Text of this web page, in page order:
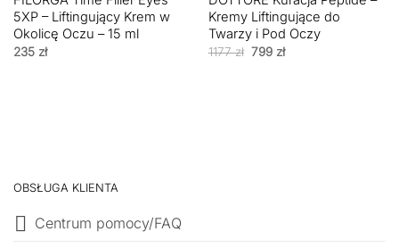
5XP – Liftingujący Krem w
Okolicę Oczu – 15 ml
235 zł
Kremy Liftingujące do
Twarzy i Pod Oczy
1177zł Pierwotna
799 złAktualna
OBSŁUGA KLIENTA
Centrum pomocy/FAQ